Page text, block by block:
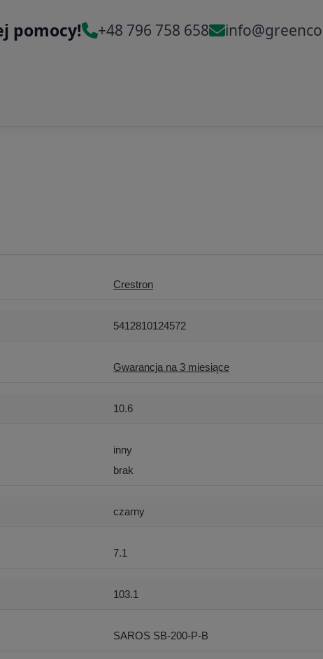
pomocy! +48 796 758 658
Crestron
5412810124572
Gwarancja na 3 miesiące
10.6
inny
brak
czarny
7.1
103.1
SAROS SB-200-P-B